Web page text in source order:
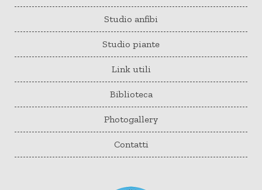
Studio anfibi
Studio piante
Link utili
Biblioteca
Photogallery
Contatti